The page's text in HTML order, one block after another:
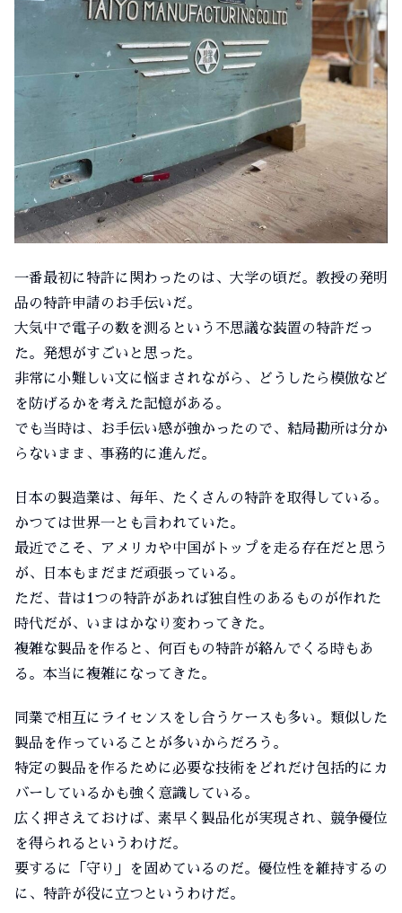
一番最初に特許に関わったのは、大学の頃だ。教授の発明
品の特許申請のお手伝いだ。
大気中で電子の数を測るという不思議な装置の特許だっ
た。発想がすごいと思った。
非常に小難しい文に悩まされながら、どうしたら模倣など
を防げるかを考えた記憶がある。
でも当時は、お手伝い感が強かったので、結局勘所は分か
らないまま、事務的に進んだ。
日本の製造業は、毎年、たくさんの特許を取得している。
かつては世界一とも言われていた。
最近でこそ、アメリカや中国がトップを走る存在だと思う
が、日本もまだまだ頑張っている。
ただ、昔は1つの特許があれば独自性のあるものが作れた
時代だが、いまはかなり変わってきた。
複雑な製品を作ると、何百もの特許が絡んでくる時もあ
る。本当に複雑になってきた。
同業で相互にライセンスをし合うケースも多い。類似した
製品を作っていることが多いからだろう。
特定の製品を作るために必要な技術をどれだけ包括的にカ
バーしているかも強く意識している。
広く押さえておけば、素早く製品化が実現され、競争優位
を得られるというわけだ。
要するに「守り」を固めているのだ。優位性を維持するの
に、特許が役に立つというわけだ。